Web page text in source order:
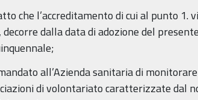
che l’accreditamento di cui al punto
decorre dalla data di adozione del
all’Azienda sanitaria di
di volontariato caratterizzate dal